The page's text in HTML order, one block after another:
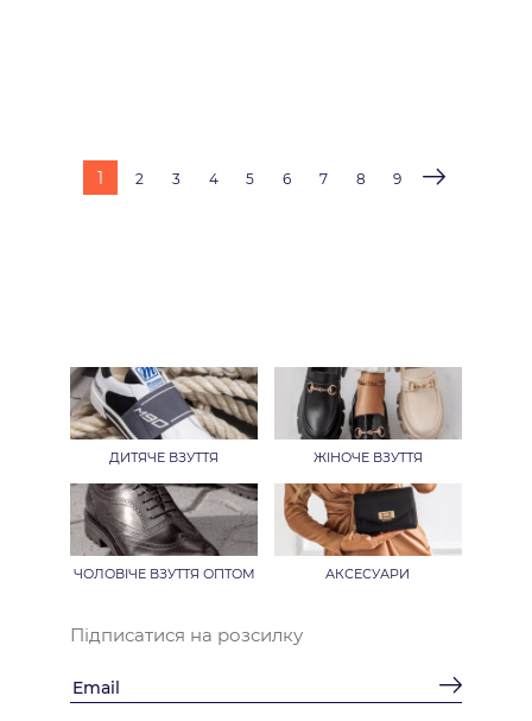
1 2 3 4 5 6 7 8 9
Підписатися на розсилку
ДИТЯЧЕ ВЗУТТЯ ЖІНОЧЕ ВЗУТТЯ
ЧОЛОВІЧЕ ВЗУТТЯ ОПТОМ АКСЕСУАРИ